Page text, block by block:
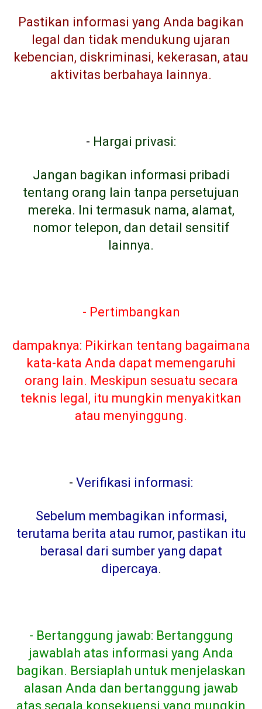
Pastikan informasi yang Anda bagikan
legal dan tidak mendukung ujaran
kebencian, diskriminasi, kekerasan, atau
aktivitas berbahaya lainnya.
- Hargai privasi:
Jangan bagikan informasi pribadi
tentang orang lain tanpa persetujuan
mereka. Ini termasuk nama, alamat,
nomor telepon, dan detail sensitif
lainnya.
- Pertimbangkan
dampaknya: Pikirkan tentang bagaimana
kata-kata Anda dapat memengaruhi
orang lain. Meskipun sesuatu secara
teknis legal, itu mungkin menyakitkan
atau menyinggung.
- Verifikasi informasi:
Sebelum membagikan informasi,
terutama berita atau rumor, pastikan itu
berasal dari sumber yang dapat
dipercaya.
- Bertanggung jawab: Bertanggung
jawablah atas informasi yang Anda
bagikan. Bersiaplah untuk menjelaskan
alasan Anda dan bertanggung jawab
atas segala konsekuensi yang mungkin